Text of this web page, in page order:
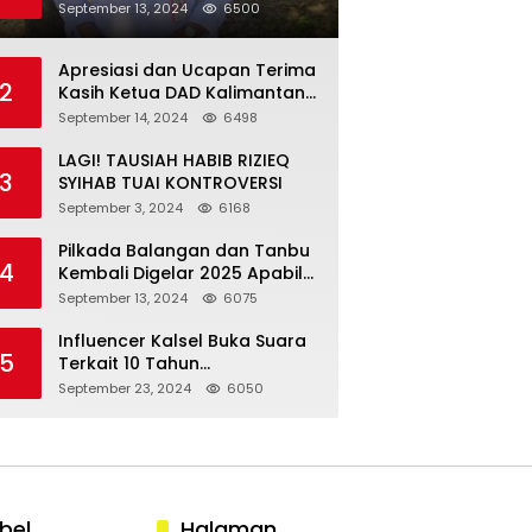
Menjadi Salah Satu Yang
Terendah se Asean.
September 13, 2024 6500
2
Apresiasi dan Ucapan Terima
Kasih Ketua DAD Kalimantan
Selatan Kepada Presiden
September 14, 2024 6498
3
LAGI! TAUSIAH HABIB RIZIEQ
SYIHAB TUAI KONTROVERSI
September 3, 2024 6168
4
Pilkada Balangan dan Tanbu
Kembali Digelar 2025 Apabila
Kotak Kosong Menang
September 13, 2024 6075
5
Influencer Kalsel Buka Suara
Terkait 10 Tahun
Kepemerintahan Presiden
September 23, 2024 6050